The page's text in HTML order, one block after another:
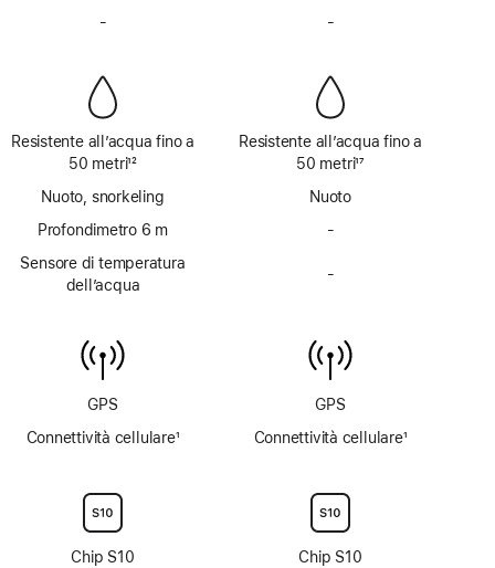
-
Resistente all’acqua fino a
50 metri12
Nuoto, snorkeling
Profondimetro 6 m
Sensore di temperatura
dell’acqua
GPS
Connettività cellulare1
Chip S10
-
Resistente all’acqua fino a
50 metri17
Nuoto
-
-
non
disponibile
GPS
Connettività cellulare1
Chip S10